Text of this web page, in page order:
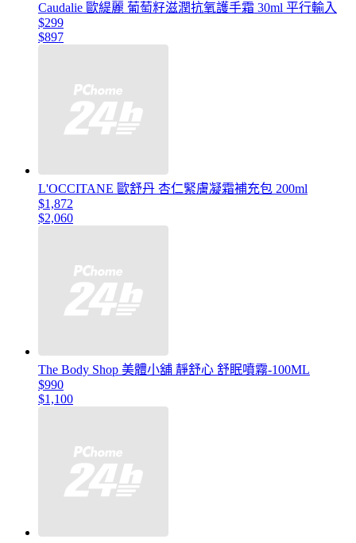
Caudalie 歐緹麗 葡萄籽滋潤抗氧護手霜 30ml 平行輸入
$299
$897
L'OCCITANE 歐舒丹 杏仁緊膚凝霜補充包 200ml
$1,872
$2,060
The Body Shop 美體小舖 靜舒心 舒眠噴霧-100ML
$990
$1,100